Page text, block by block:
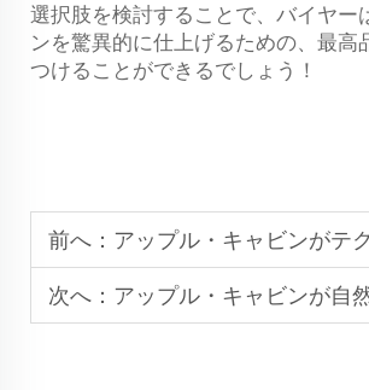
選択肢を検討することで、バイヤー
ンを驚異的に仕上げるための、最高
つけることができるでしょう！
前へ： アップル・キャビンがテクノロジー愛好家にとって究極
次へ： アップル・キャビンが自然とイノベーションを現代の暮